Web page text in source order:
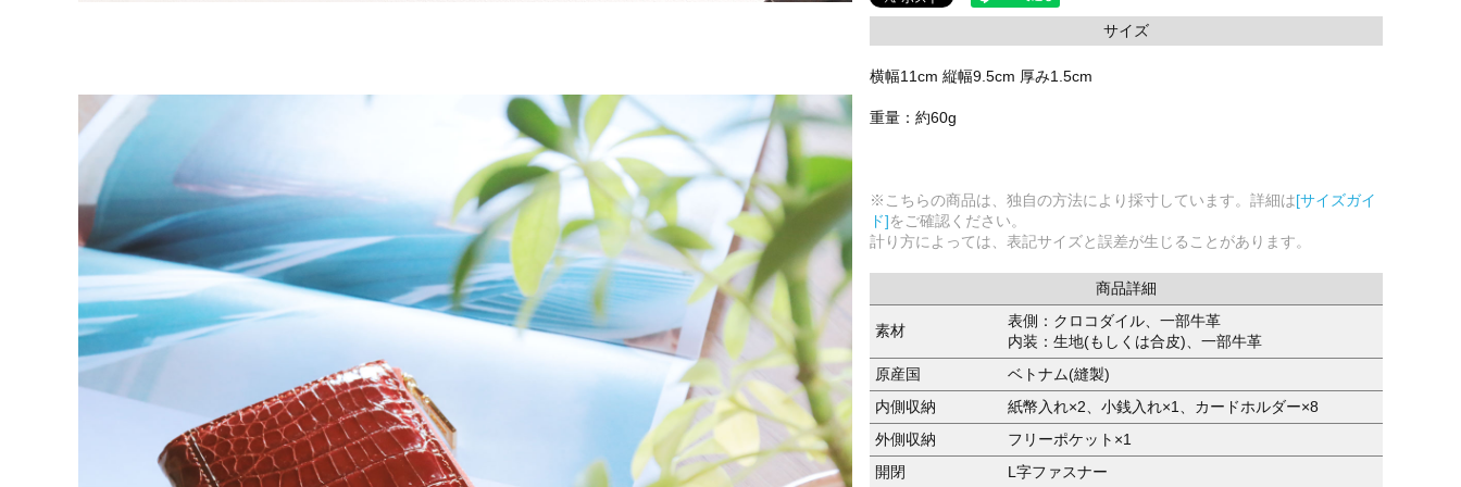
サイズ
横幅11cm 縦幅9.5cm 厚み1.5cm
重量：約60g
※こちらの商品は、独自の方法により採寸しています。詳細は[サイズガイ
ド]をご確認ください。
計り方によっては、表記サイズと誤差が生じることがあります。
商品詳細
素材
表側：クロコダイル、一部牛革
内装：生地(もしくは合皮)、一部牛革
原産国
ベトナム(縫製)
内側収納
紙幣入れ×2、小銭入れ×1、カードホルダー×8
外側収納
フリーポケット×1
開閉
L字ファスナー